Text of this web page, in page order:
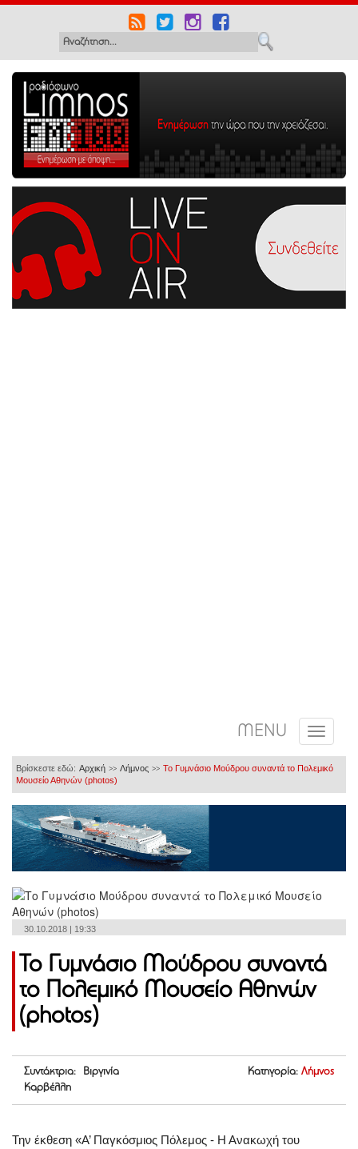
MENU
Βρίσκεστε εδώ: Αρχική >> Λήμνος >> Το Γυμνάσιο Μούδρου συναντά το Πολεμικό
Μουσείο Αθηνών (photos)
30.10.2018 | 19:33
Το Γυμνάσιο Μούδρου συναντά
το Πολεμικό Μουσείο Αθηνών
(photos)
Συντάκτρια: Βιργινία
Καρβέλλη
Κατηγορία: Λήμνος
Την έκθεση «Α’ Παγκόσμιος Πόλεμος - Η Ανακωχή του